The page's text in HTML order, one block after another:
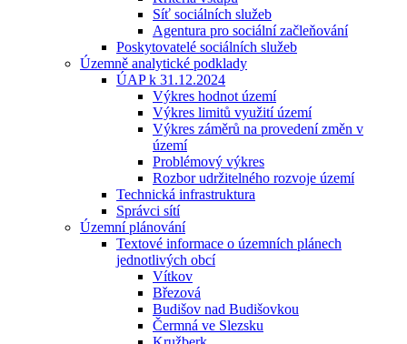
Síť sociálních služeb
Agentura pro sociální začleňování
Poskytovatelé sociálních služeb
Územně analytické podklady
ÚAP k 31.12.2024
Výkres hodnot území
Výkres limitů využití území
Výkres záměrů na provedení změn v
území
Problémový výkres
Rozbor udržitelného rozvoje území
Technická infrastruktura
Správci sítí
Územní plánování
Textové informace o územních plánech
jednotlivých obcí
Vítkov
Březová
Budišov nad Budišovkou
Čermná ve Slezsku